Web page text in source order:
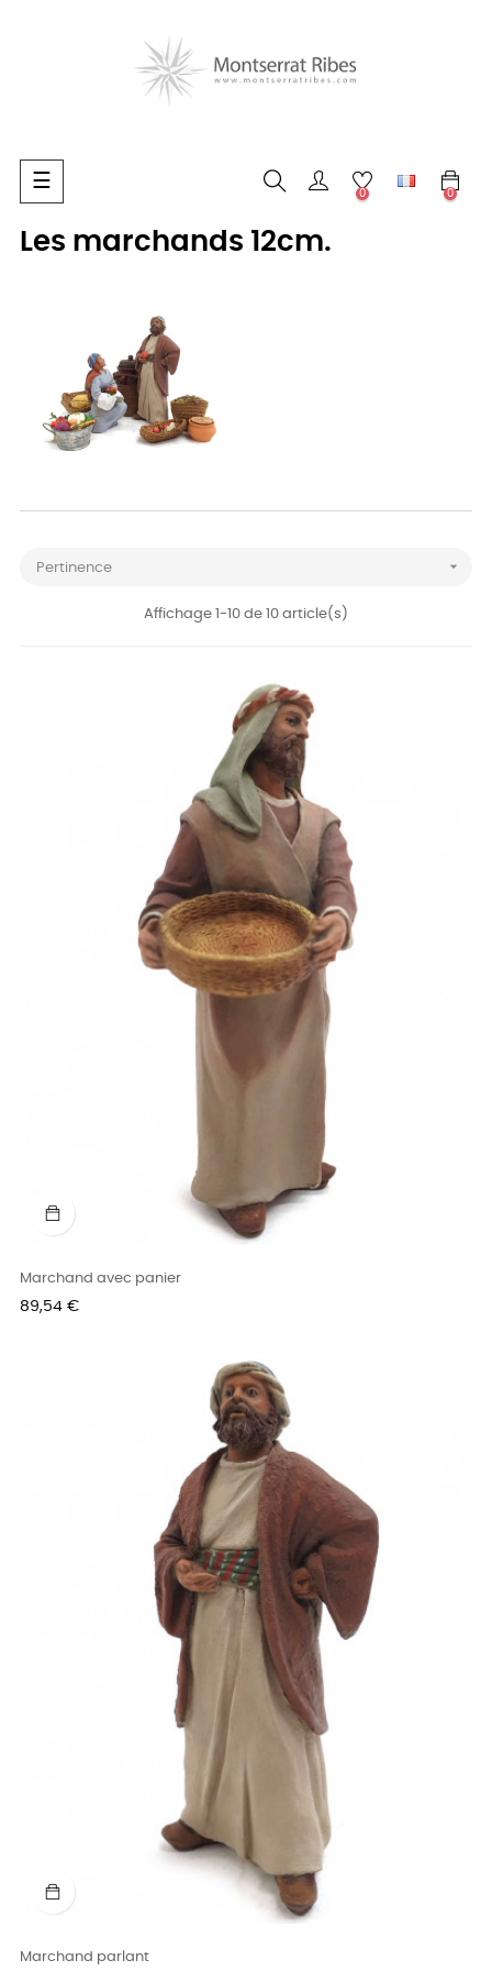
Basculer
la
☰
0 0
Les marchands 12cm.
Pertinence 
Affichage 1-10 de 10 article(s)
Marchand avec panier
Prix
89,54 €
Marchand parlant